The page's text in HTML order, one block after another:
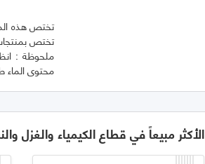
تختص هذه
ملحوظة :
محتوى الماء
الأكثر مبيعاً في قطاع الكيمياء والغزل